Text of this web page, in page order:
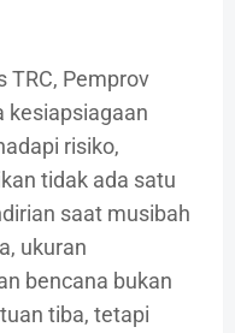
TRC, Pemprov
kesiapsiagaan
risiko,
tidak ada satu
saat musibah
ukuran
bencana bukan
tiba, tetapi